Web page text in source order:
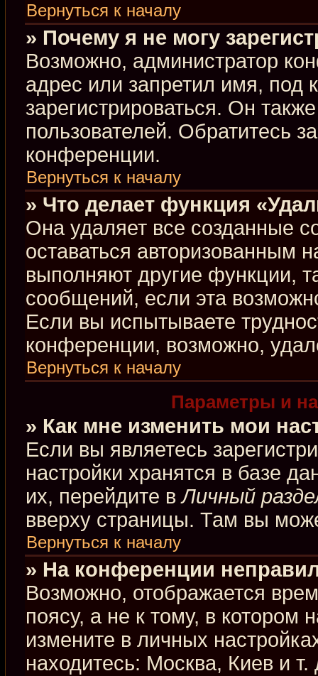
Вернуться к началу
» Почему я не могу
Возможно, администратор
адрес или запретил имя, под
зарегистрироваться. Он
пользователей. Обратитесь
конференции.
Вернуться к началу
» Что делает функция
Она удаляет все созданные
оставаться авторизованным
выполняют другие функции,
сообщений, если эта
Если вы испытываете
конференции, возможно,
Вернуться к началу
Параметры и
» Как мне изменить мои
Если вы являетесь
настройки хранятся в базе
их, перейдите вЛичный
вверху страницы. Там вы
Вернуться к началу
» На конференции
Возможно, отображается
поясу, а не к тому, в котором
измените в личных
находитесь: Москва, Киев и